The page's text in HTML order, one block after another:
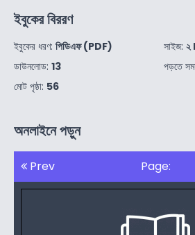
ইবুকের বিররণ
ইবুকের ধরণ: পিডিএফ (PDF)
ডাউনলোড: 13
মোট পৃষ্ঠা: 56
সাইজ: ২
পড়তে
অনলাইনে পড়ুন
Prev Page: